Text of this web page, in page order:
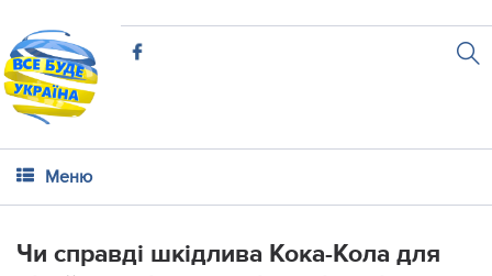
Меню
Чи справді шкідлива Кока-Кола для